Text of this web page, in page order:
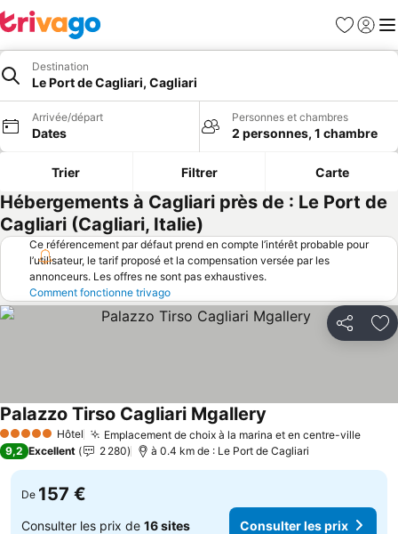
Favoris
Se
Destination
Le Port de Cagliari, Cagliari
Arrivée/départ
Dates
Personnes et chambres
2 personnes, 1 chambre
Trier Filtrer Carte
Hébergements à Cagliari près de : Le Port de
Cagliari (Cagliari, Italie)
Ce référencement par défaut prend en compte l’intérêt probable pour
l’utilisateur, le tarif proposé et la compensation versée par les
annonceurs. Les offres ne sont pas exhaustives.
Comment fonctionne trivago
Partager
5 Étoiles Hôtel Emplacement de choix à la marina et en centre-ville
Palazzo Tirso Cagliari Mgallery
9,2 Excellent 2 280 à 0.4 km de : Le Port de Cagliari
De 157 €
Consulter les prix de 16 sites Consulter les prix